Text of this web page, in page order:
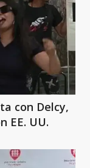
con Delcy,
EE. UU.